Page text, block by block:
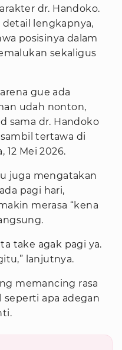
dr. Handoko.
lengkapnya,
posisinya dalam
sekaligus
gue ada
udah nonton,
sama dr. Handoko
tertawa di
12 Mei 2026.
juga mengatakan
pagi hari,
merasa “kena
take agak pagi ya.
lanjutnya.
memancing rasa
seperti apa adegan